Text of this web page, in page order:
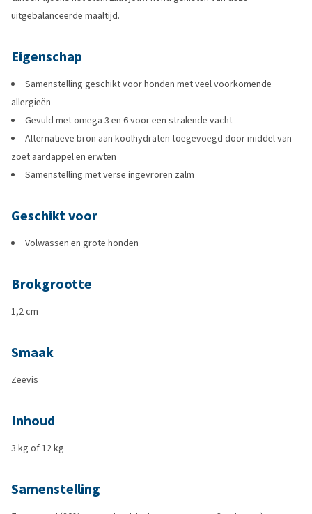
uitgebalanceerde maaltijd.
Eigenschap
Samenstelling geschikt voor honden met veel voorkomende
allergieën
Gevuld met omega 3 en 6 voor een stralende vacht
Alternatieve bron aan koolhydraten toegevoegd door middel van
zoet aardappel en erwten
Samenstelling met verse ingevroren zalm
Geschikt voor
Volwassen en grote honden
Brokgrootte
1,2 cm
Smaak
Zeevis
Inhoud
3 kg of 12 kg
Samenstelling